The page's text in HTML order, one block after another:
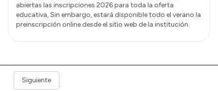
abiertas las inscripciones 2026 para toda la oferta
educativa, Sin embargo, estará disponible todo el verano la
preinscripción online desde el sitio web de la institución.
Siguiente